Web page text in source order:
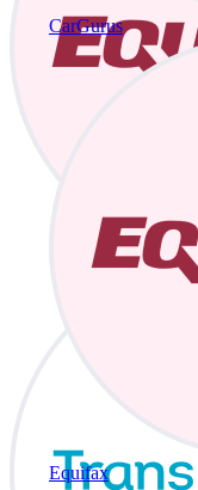
CarGurus
Equifax